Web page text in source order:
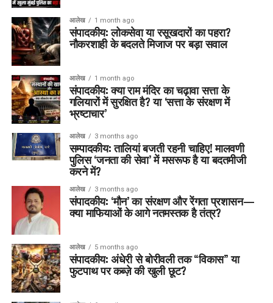
आलेख 1 month ago
संपादकीय: लोकसेवा या रसूखदारों का पहरा?
नौकरशाही के बदलते मिजाज पर बड़ा सवाल
आलेख 1 month ago
संपादकीय: क्या राम मंदिर का चढ़ावा सत्ता के
गलियारों में सुरक्षित है? या ‘सत्ता के संरक्षण में
भ्रष्टाचार’
आलेख 3 months ago
सम्पादकीय: तालियां बजती रहनी चाहिए! मालवणी
पुलिस ‘जनता की सेवा’ में मसरूफ है या बदतमीजी
करने में?
आलेख 3 months ago
संपादकीय: ‘मौन’ का संरक्षण और रेंगता प्रशासन—
क्या माफियाओं के आगे नतमस्तक है तंत्र?
आलेख 5 months ago
संपादकीय: अंधेरी से बोरीवली तक “विकास” या
फुटपाथ पर कब्ज़े की खुली छूट?